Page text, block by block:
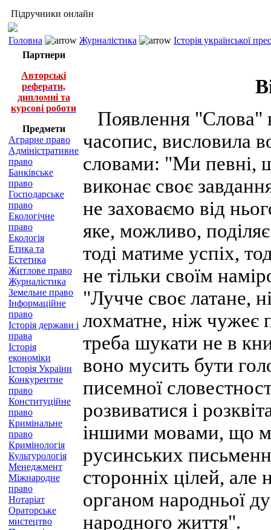
Підручники онлайн
Головна Журналістика
Історія української
Партнери
Авторські
реферати,
дипломні та
курсові роботи
Предмети
Аграрне право
Адміністративне
право
Банківське
право
Господарське
право
Екологічне
право
Екологія
Етика та
Естетика
Житлове право
Журналістика
Земельне право
Інформаційне
право
Історія держави і
права
Історія
економіки
Історія України
Конкурентне
право
Конституційне
право
Кримінальне
право
Кримінологія
Культурологія
Менеджмент
Міжнародне
право
Нотаріат
Ораторське
мистецтво
Появлення "Слова"
часопис, висловила
словами: "Ми певні,
виконає своє
не заховаємо від
яке, можливо,
тоді матиме успіх,
не тільки своїм
"Лучче своє латане,
лохматне, ніж чужеє
треба шукати не в
воно мусить бути
писемної
розвиватися і
іншими мовами, що
русинських
сторонніх цілей, але
органом народньої
народного життя".